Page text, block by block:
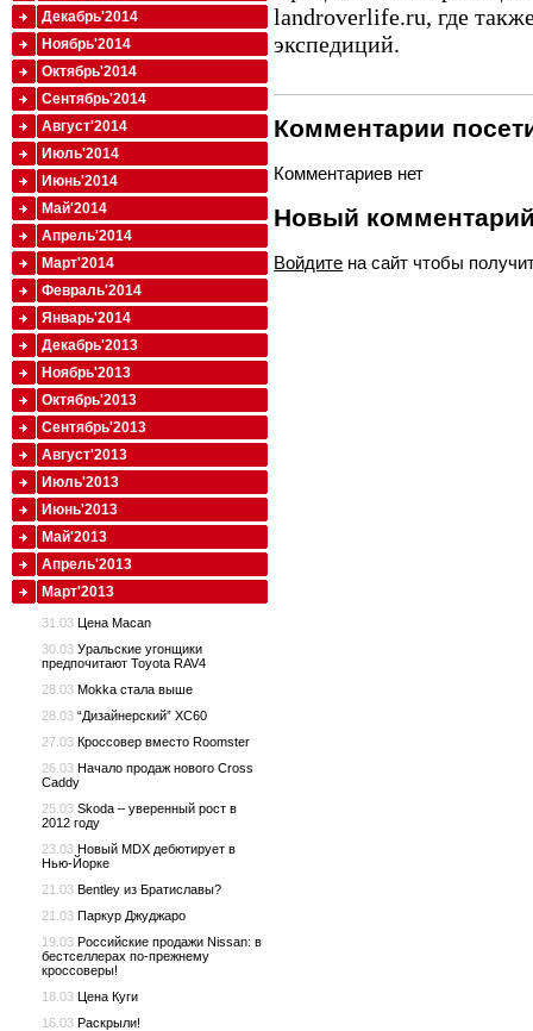
landroverlife.ru, где
экспедиций.
Комментарии
Комментариев нет
Новый
Войдите на сайт чтобы
Декабрь'2014
Ноябрь'2014
Октябрь'2014
Сентябрь'2014
Август'2014
Июль'2014
Июнь'2014
Май'2014
Апрель'2014
Март'2014
Февраль'2014
Январь'2014
Декабрь'2013
Ноябрь'2013
Октябрь'2013
Сентябрь'2013
Август'2013
Июль'2013
Июнь'2013
Май'2013
Апрель'2013
Март'2013
31.03 Цена Macan
30.03 Уральские угонщики
предпочитают Toyota RAV4
28.03 Mokka стала выше
28.03 “Дизайнерский” XC60
27.03 Кроссовер вместо Roomster
26.03 Начало продаж нового Cross
Caddy
25.03 Skoda – уверенный рост в
2012 году
23.03 Новый MDX дебютирует в
Нью-Йорке
21.03 Bentley из Братиславы?
21.03 Паркур Джуджаро
19.03 Российские продажи Nissan: в
бестселлерах по-прежнему
кроссоверы!
18.03 Цена Куги
16.03 Раскрыли!